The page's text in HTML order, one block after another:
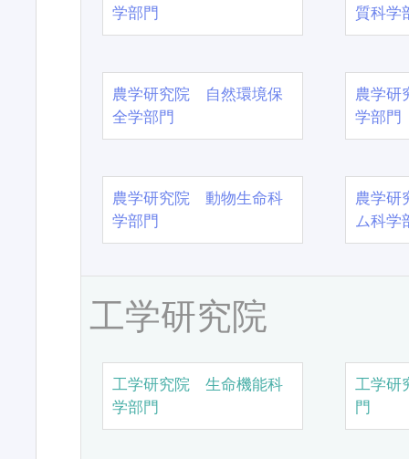
学部門
質科学
農学研究院 自然環境保
全学部門
農学
学部門
農学研究院 動物生命科
学部門
農学
ム科学
工学研究院
工学研究院 生命機能科
学部門
工学研
門